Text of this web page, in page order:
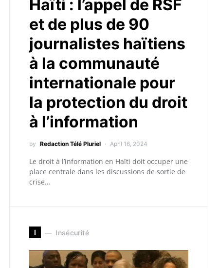
Haïti : l’appel de RSF
et de plus de 90
journalistes haïtiens
à la communauté
internationale pour
la protection du droit
à l’information
by Redaction Télé Pluriel April 16, 2024
Le droit à l’information en Haïti doit occuper une
place centrale dans les discussions de sortie de
crise…
I Insécurité